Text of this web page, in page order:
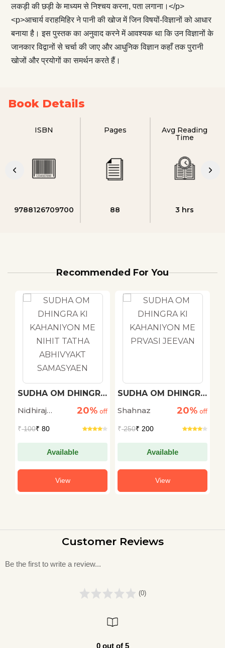
लकड़ी की छड़ी के माध्यम से निश्चय करना, पता लगाना।</p>
<p>आचार्य वराहमिहिर ने पानी की खोज में जिन विषयों-विज्ञानों को आधार
बनाया है। इस पुस्तक का अनुवाद करने में आवश्यक था कि उन विज्ञानों के
जानकार विद्वानों से चर्चा की जाए और आधुनिक विज्ञान कहाँ तक पुरानी
खोजों और प्रयोगों का समर्थन करते हैं।
Book Details
ISBN
9788126709700
Pages
88
Avg Reading
Time
3 hrs
Recommended For You
SUDHA OM DHINGRA
NIHIT TATHA
SAMASYAEN
Nidhiraj
20% off
₹100₹ 80
Available
View
SUDHA OM DHINGRA
PRVASI JEEVAN
Shahnaz 20% off
₹250₹ 200
Available
View
Customer Reviews
Be the first to write a review...
(0)
0 out of 5